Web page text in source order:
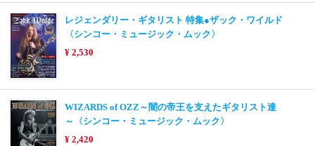
レジェンダリー・ギタリスト 特集●ザック・ワイルド
〈シンコー・ミュージック・ムック〉
¥ 2,530
WIZARDS of OZZ～闇の帝王を支えたギタリスト達
～〈シンコー・ミュージック・ムック〉
¥ 2,420